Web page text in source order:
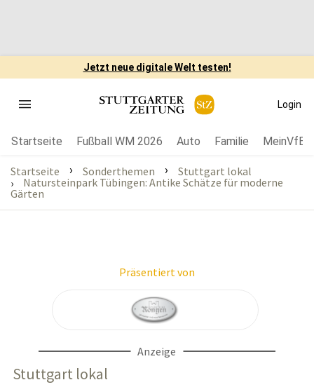
Jetzt neue digitale Welt testen!
Login
Startseite Fußball WM 2026 Auto Familie MeinVfB
Startseite › Sonderthemen ›
Stuttgart lokal
›
Natursteinpark Tübingen: Antike Schätze für moderne
Gärten
Präsentiert von
Anzeige
Stuttgart lokal